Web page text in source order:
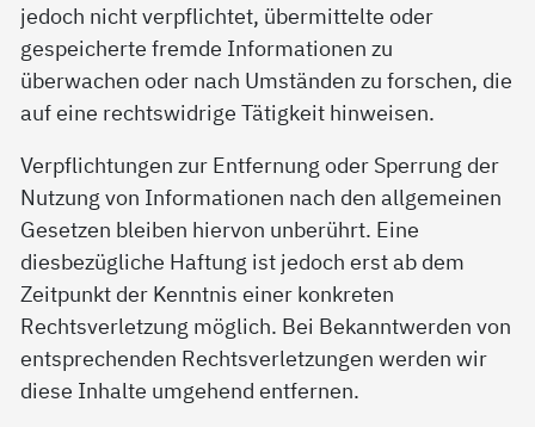
jedoch nicht verpflichtet, übermittelte oder
gespeicherte fremde Informationen zu
überwachen oder nach Umständen zu forschen, die
auf eine rechtswidrige Tätigkeit hinweisen.
Verpflichtungen zur Entfernung oder Sperrung der
Nutzung von Informationen nach den allgemeinen
Gesetzen bleiben hiervon unberührt. Eine
diesbezügliche Haftung ist jedoch erst ab dem
Zeitpunkt der Kenntnis einer konkreten
Rechtsverletzung möglich. Bei Bekanntwerden von
entsprechenden Rechtsverletzungen werden wir
diese Inhalte umgehend entfernen.